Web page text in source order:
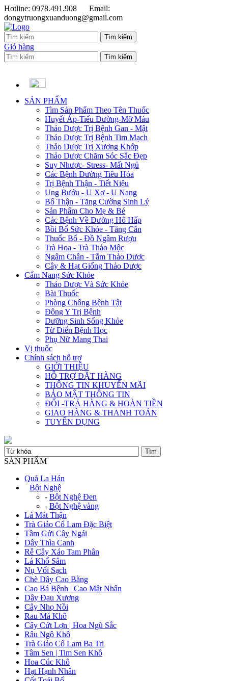
Hotline: 0978.491.908
Email:
dongytruongxuanduong@gmail.com
Giỏ hàng
SẢN PHẨM
Tìm Sản Phẩm Theo Tên Thuốc
Huyết Áp-Tiểu Đường-Mỡ Máu
Thảo Dược Trị Bệnh Gan - Mật
Thảo Dược Trị Bệnh Tim Mạch
Thảo Dược Trị Xương Khớp
Thảo Dược Chăm Sóc Sắc Đẹp
Suy Nhược- Stress- Mất Ngủ
Các Bệnh Đường Tiêu Hóa
Trị Bệnh Thận - Tiết Niệu
Ung Bướu - U Xơ - U Nang
Bổ Thận - Tăng Cường Sinh Lý
Sản Phẩm Cho Mẹ & Bé
Các Bệnh Về Đường Hô Hấp
Bồi Bổ Sức Khỏe - Tăng Cân
Thuốc Bổ - Đồ Ngâm Rượu
Trà Hoa - Trà Thảo Mộc
Ngâm Chân - Tắm Thảo Dược
Cây & Hạt Giống Thảo Dược
Cẩm Nang Sức Khỏe
Thảo Dược Và Sức Khỏe
Bài Thuốc
Phòng Chống Bệnh Tật
Đông Y Trị Bệnh
Dưỡng Sinh Sống Khỏe
Từ Điển Bệnh Học
Phụ Nữ Mang Thai
Vị thuốc
Chính sách hỗ trợ
GIỚI THIỆU
HỖ TRỢ ĐẶT HÀNG
THÔNG TIN KHUYẾN MÃI
BẢO MẬT THÔNG TIN
ĐỔI -TRẢ HÀNG & HOÀN TIỀN
GIAO HÀNG & THANH TOÁN
TUYỂN DỤNG
SẢN PHẨM
Quả La Hán
Bột Nghệ
- Bột Nghệ Đen
- Bột Nghệ vàng
Lá Mát Thận
Trà Giảo Cổ Lam Đặc Biệt
Tầm Gửi Cây Ngái
Dây Thìa Canh
Rễ Cây Xáo Tam Phân
Lá Khổ Sâm
Nụ Vối Sạch
Chè Dây Cao Bằng
Cao Bá Bệnh | Cao Mật Nhân
Dây Đau Xương
Cây Nhọ Nồi
Rau Má Khô
Cây Cứt Lợn | Hoa Ngũ Sắc
Râu Ngô Khô
Trà Giảo Cổ Lam Ba Tri
Tâm Sen | Tim Sen Khô
Hoa Cúc Khô
Hạt Hạnh Nhân